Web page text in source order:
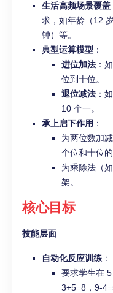
生活高频场景覆盖
求，如年龄（12
钟）等。
典型运算模型 ：
进位加法 ：
位到十位。
退位减法 ：
10 个一。
承上启下作用 ：
为两位数加
个位和十位的
为乘除法（
架。
核心目标
技能层面
自动化反应训练 ：
要求学生在
3+5=8，9-